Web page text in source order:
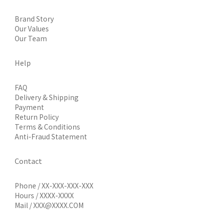
Brand Story
Our Values
Our Team
Help
FAQ
Delivery & Shipping
Payment
Return Policy
Terms & Conditions
Anti-Fraud Statement
Contact
Phone / XX-XXX-XXX-XXX
Hours / XXXX-XXXX
Mail / XXX@XXXX.COM